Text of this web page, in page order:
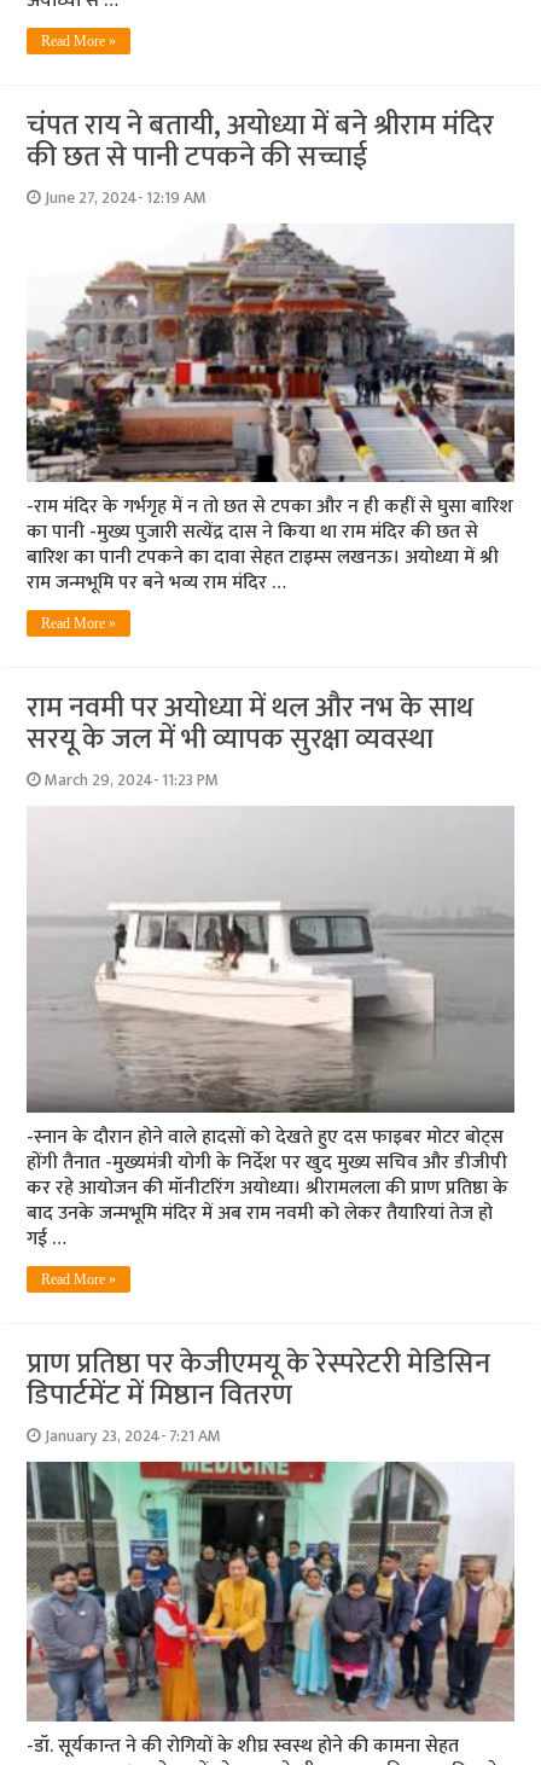
Read More »
चंपत राय ने बतायी, अयोध्या में बने श्रीराम मंदिर
की छत से पानी टपकने की सच्चाई
June 27, 2024- 12:19 AM
-राम मंदिर के गर्भगृह में न तो छत से टपका और न ही कहीं से घुसा बारिश
का पानी -मुख्य पुजारी सत्येंद्र दास ने किया था राम मंदिर की छत से
बारिश का पानी टपकने का दावा सेहत टाइम्स लखनऊ। अयोध्या में श्री
राम जन्मभूमि पर बने भव्य राम मंदिर …
Read More »
राम नवमी पर अयोध्या में थल और नभ के साथ
सरयू के जल में भी व्यापक सुरक्षा व्यवस्था
March 29, 2024- 11:23 PM
-स्नान के दौरान होने वाले हादसों को देखते हुए दस फाइबर मोटर बोट्स
होंगी तैनात -मुख्यमंत्री योगी के निर्देश पर खुद मुख्य सचिव और डीजीपी
कर रहे आयोजन की मॉनीटरिंग अयोध्या। श्रीरामलला की प्राण प्रतिष्ठा के
बाद उनके जन्मभूमि मंदिर में अब राम नवमी को लेकर तैयारियां तेज हो
गई …
Read More »
प्राण प्रतिष्ठा पर केजीएमयू के रेस्परेटरी मेडिसिन
डिपार्टमेंट में मिष्ठान वितरण
January 23, 2024- 7:21 AM
-डॉ. सूर्यकान्त ने की रोगियों के शीघ्र स्वस्थ होने की कामना सेहत